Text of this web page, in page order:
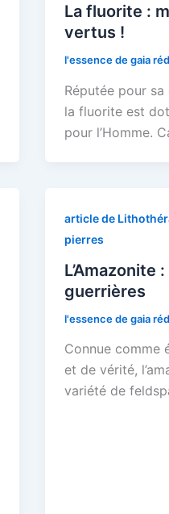
La fluorite :
vertus !
l'essence de gaia
Réputée pour
la fluorite est
pour l’Homme.
article de
pierres
L’Amazonite
guerrières
l'essence de gaia
Connue comme
et de vérité,
variété de